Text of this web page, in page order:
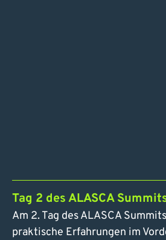
Tag 2 des ALASCA
Am 2. Tag des ALASCA
praktische Erfahrungen im